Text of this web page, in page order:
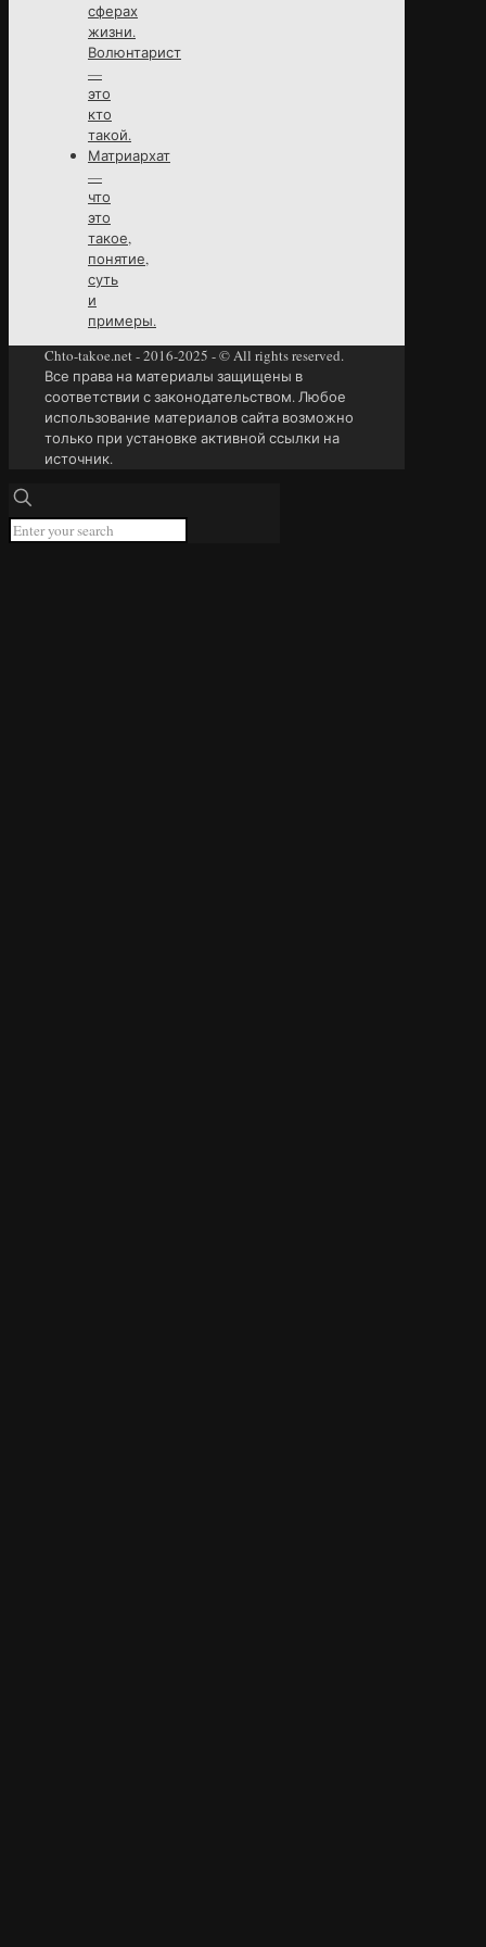
сферах
жизни.
Волюнтарист
—
это
кто
такой.
Матриархат
—
что
это
такое,
понятие,
суть
и
примеры.
Chto-takoe.net - 2016-2025 - © All rights reserved.
Все права на материалы защищены в
соответствии с законодательством. Любое
использование материалов сайта возможно
только при установке активной ссылки на
источник.